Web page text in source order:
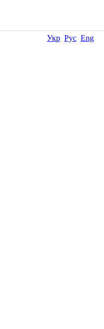
Укр Рус Eng